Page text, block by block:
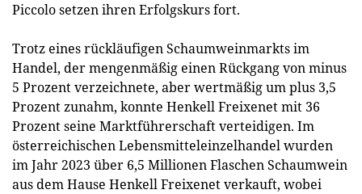
Piccolo setzen ihren Erfolgskurs fort.
Trotz eines rückläufigen Schaumweinmarkts im
Handel, der mengenmäßig einen Rückgang von minus
5 Prozent verzeichnete, aber wertmäßig um plus 3,5
Prozent zunahm, konnte Henkell Freixenet mit 36
Prozent seine Marktführerschaft verteidigen. Im
österreichischen Lebensmitteleinzelhandel wurden
im Jahr 2023 über 6,5 Millionen Flaschen Schaumwein
aus dem Hause Henkell Freixenet verkauft, wobei